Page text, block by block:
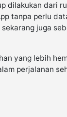
dilakukan dari
tanpa perlu
juga
yang lebih
perjalanan